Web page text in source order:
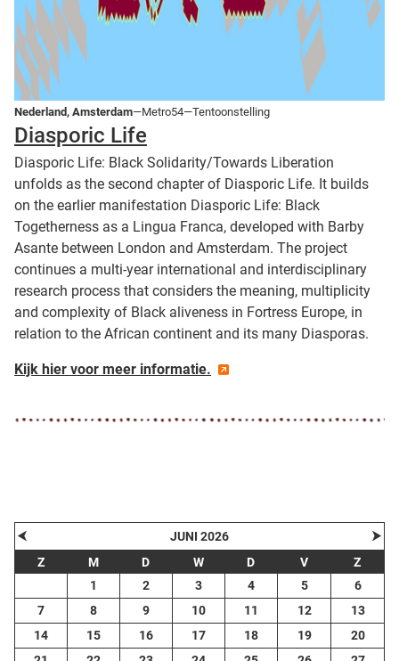
Nederland, Amsterdam—Metro54—Tentoonstelling
Diasporic Life
Diasporic Life: Black Solidarity/Towards Liberation
unfolds as the second chapter of Diasporic Life. It builds
on the earlier manifestation Diasporic Life: Black
Togetherness as a Lingua Franca, developed with Barby
Asante between London and Amsterdam. The project
continues a multi-year international and interdisciplinary
research process that considers the meaning, multiplicity
and complexity of Black aliveness in Fortress Europe, in
relation to the African continent and its many Diasporas.
Kijk hier voor meer informatie.
⮜ JUNI 2026 ⮞
Z M D W D V
Z
1
2 3 4 5
6
7
8 9 10 11 12
13
14
15 16 17 18 19
20